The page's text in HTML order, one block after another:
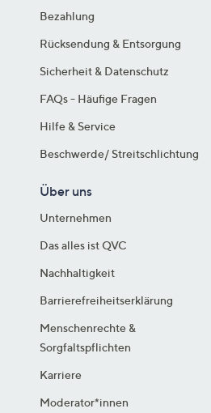
Bezahlung
Rücksendung & Entsorgung
Sicherheit & Datenschutz
FAQs - Häufige Fragen
Hilfe & Service
Beschwerde/ Streitschlichtung
Über uns
Unternehmen
Das alles ist QVC
Nachhaltigkeit
Barrierefreiheitserklärung
Menschenrechte &
Sorgfaltspflichten
Karriere
Moderator*innen